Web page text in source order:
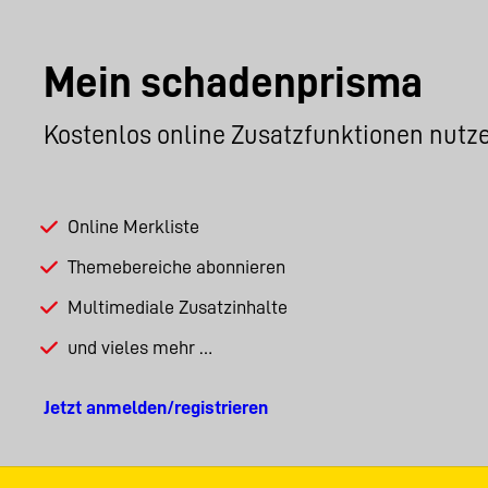
Mein schadenprisma
Kostenlos online Zusatzfunktionen
Online Merkliste
Themebereiche abonnieren
Multimediale Zusatzinhalte
und vieles mehr …
Jetzt anmelden/registrieren